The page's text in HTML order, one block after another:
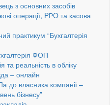
з основних засобів
операції, PРO та касова
практикум “Бухгалтерія
ФОП
та реальність в обліку
– онлайн
до власника компанії –
бізнесу”